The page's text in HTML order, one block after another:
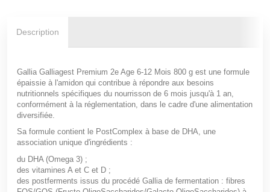
Description
Gallia Galliagest Premium 2e Age 6-12 Mois 800 g est une formule
épaissie à l'amidon qui contribue à répondre aux besoins
nutritionnels spécifiques du nourrisson de 6 mois jusqu'à 1 an,
conformément à la réglementation, dans le cadre d'une alimentation
diversifiée.
Sa formule contient le PostComplex à base de DHA, une
association unique d'ingrédients :
du DHA (Omega 3) ;
des vitamines A et C et D ;
des postferments issus du procédé Gallia de fermentation : fibres